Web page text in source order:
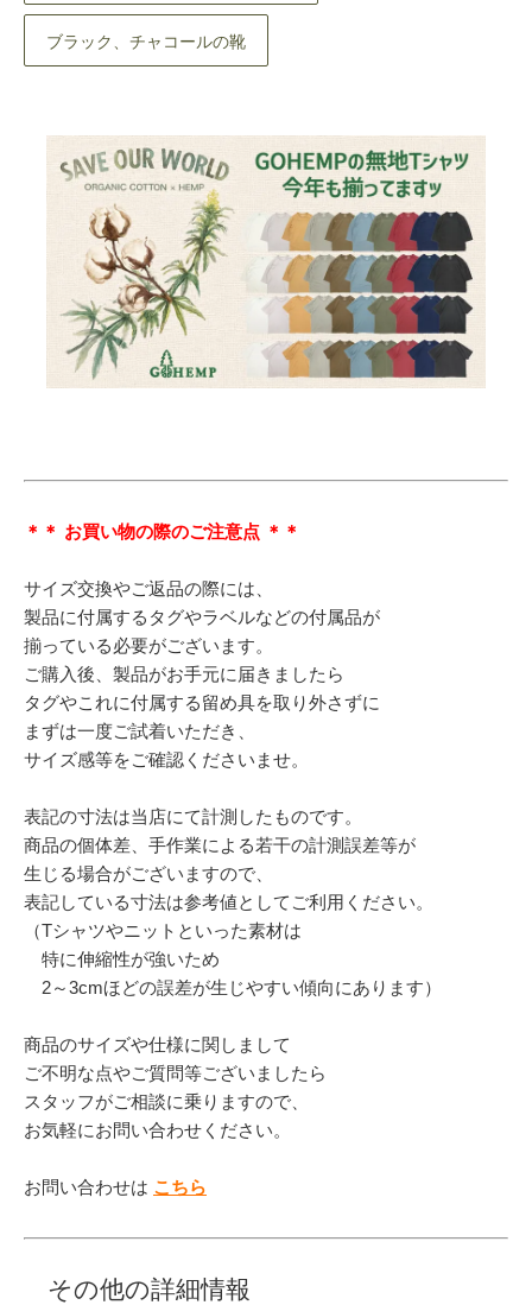
ブラック、チャコールの靴
＊＊ お買い物の際のご注意点 ＊＊
サイズ交換やご返品の際には、
製品に付属するタグやラベルなどの付属品が
揃っている必要がございます。
ご購入後、製品がお手元に届きましたら
タグやこれに付属する留め具を取り外さずに
まずは一度ご試着いただき、
サイズ感等をご確認くださいませ。
表記の寸法は当店にて計測したものです。
商品の個体差、手作業による若干の計測誤差等が
生じる場合がございますので、
表記している寸法は参考値としてご利用ください。
（Tシャツやニットといった素材は
特に伸縮性が強いため
2～3cmほどの誤差が生じやすい傾向にあります）
商品のサイズや仕様に関しまして
ご不明な点やご質問等ございましたら
スタッフがご相談に乗りますので、
お気軽にお問い合わせください。
お問い合わせは こちら
その他の詳細情報